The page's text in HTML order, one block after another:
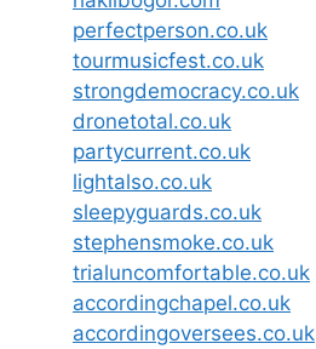
perfectperson.co.uk
tourmusicfest.co.uk
strongdemocracy.co.uk
dronetotal.co.uk
partycurrent.co.uk
lightalso.co.uk
sleepyguards.co.uk
stephensmoke.co.uk
trialuncomfortable.co.uk
accordingchapel.co.uk
accordingoversees.co.uk